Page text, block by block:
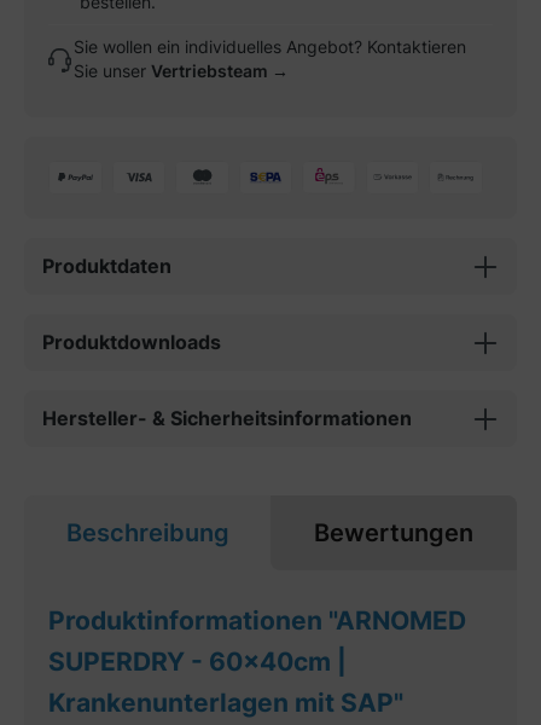
Sie wollen ein individuelles Angebot? Kontaktieren
Sie unser Vertriebsteam →
Produktdaten
Produktdownloads
Hersteller- & Sicherheitsinformationen
Beschreibung Bewertungen
Produktinformationen "ARNOMED
SUPERDRY - 60x40cm |
Krankenunterlagen mit SAP"